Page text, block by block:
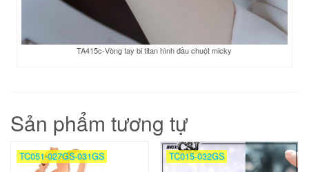
TA415c-Vòng tay bi titan hình đầu chuột micky
Sản phẩm tương tự
TC051-027GS-031GS TC015-032GS